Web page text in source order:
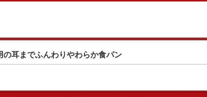
の耳までふんわりやわらか食パン